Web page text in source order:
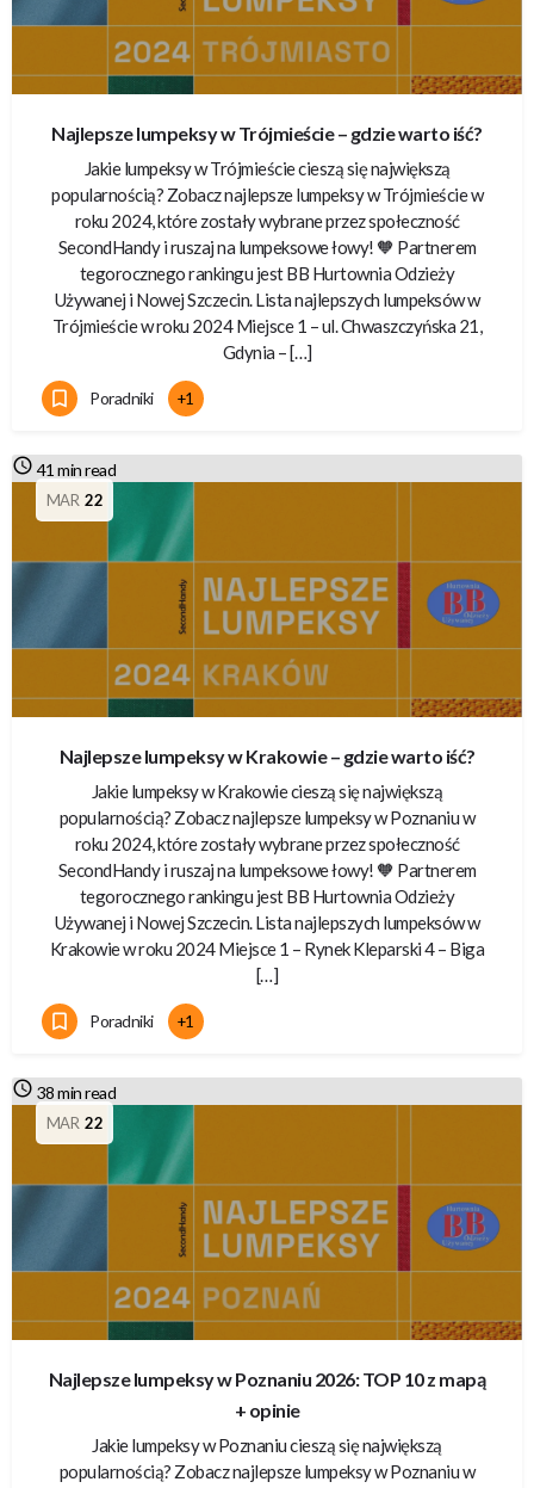
Najlepsze lumpeksy w Trójmieście – gdzie warto iść?
Jakie lumpeksy w Trójmieście cieszą się największą
popularnością? Zobacz najlepsze lumpeksy w Trójmieście w
roku 2024, które zostały wybrane przez społeczność
SecondHandy i ruszaj na lumpeksowe łowy! 🧡 Partnerem
tegorocznego rankingu jest BB Hurtownia Odzieży
Używanej i Nowej Szczecin. Lista najlepszych lumpeksów w
Trójmieście w roku 2024 Miejsce 1 – ul. Chwaszczyńska 21,
Gdynia – […]
Poradniki +1
MAR 22
41 min read
Najlepsze lumpeksy w Krakowie – gdzie warto iść?
Jakie lumpeksy w Krakowie cieszą się największą
popularnością? Zobacz najlepsze lumpeksy w Poznaniu w
roku 2024, które zostały wybrane przez społeczność
SecondHandy i ruszaj na lumpeksowe łowy! 🧡 Partnerem
tegorocznego rankingu jest BB Hurtownia Odzieży
Używanej i Nowej Szczecin. Lista najlepszych lumpeksów w
Krakowie w roku 2024 Miejsce 1 – Rynek Kleparski 4 – Biga
[…]
Poradniki +1
MAR 22
38 min read
Najlepsze lumpeksy w Poznaniu 2026: TOP 10 z mapą
+ opinie
Jakie lumpeksy w Poznaniu cieszą się największą
popularnością? Zobacz najlepsze lumpeksy w Poznaniu w